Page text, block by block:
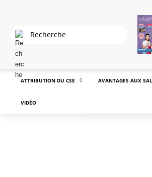
ATTRIBUTION DU CSE AVANTAGES AUX
VIDÉO